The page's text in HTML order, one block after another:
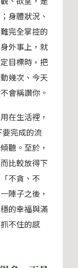
身體狀況、
完全掌控的
外事上，就
目標時，把
幾次、今天
會稱讚你。
在生活裡，
完成的流
聽。至於，
比較放得下
不貪、不
陣子之後，
的幸福與滿
不住的感